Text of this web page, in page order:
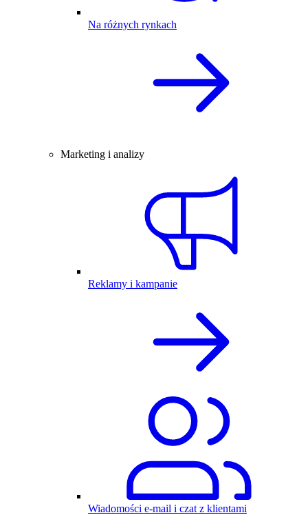
Na różnych rynkach
Marketing i analizy
Reklamy i kampanie
Wiadomości e-mail i czat z klientami